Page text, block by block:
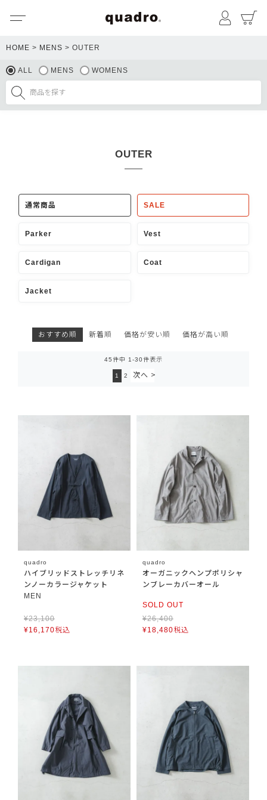
マイペ
HOME MENS OUTER
ALL MENS WOMENS
OUTER
通常商品 SALE
Parker Vest
Cardigan Coat
Jacket
おすすめ順 新着順 価格が安い順 価格が高い順
45件中 1 -30件表示
1 2
quadro
ハイブリッドストレッチリネ
ンノーカラージャケット
MEN
¥23,100
¥16,170税込
quadro
オーガニックヘンプポリシャ
ンブレーカバーオール
SOLD OUT
¥26,400
¥18,480税込